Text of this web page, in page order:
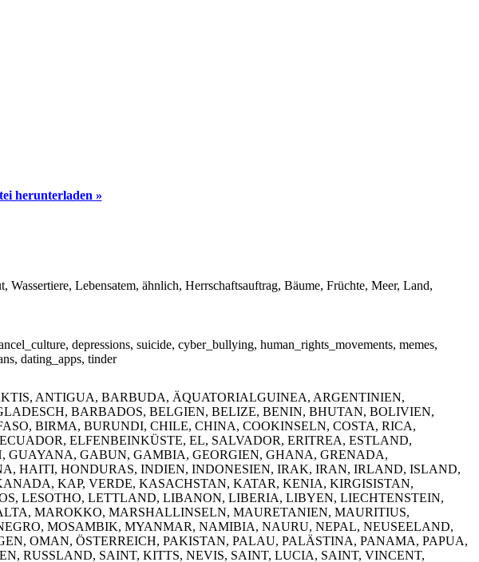
herunterladen »
Lebensatem, ähnlich, Herrschaftsauftrag, Bäume, Früchte, Meer, Land,
depressions, suicide, cyber_bullying, human_rights_movements, memes,
dating_apps, tinder
ANTIGUA, BARBUDA, ÄQUATORIALGUINEA, ARGENTINIEN,
BARBADOS, BELGIEN, BELIZE, BENIN, BHUTAN, BOLIVIEN,
BIRMA, BURUNDI, CHILE, CHINA, COOKINSELN, COSTA, RICA,
ELFENBEINKÜSTE, EL, SALVADOR, ERITREA, ESTLAND,
GABUN, GAMBIA, GEORGIEN, GHANA, GRENADA,
HAITI, HONDURAS, INDIEN, INDONESIEN, IRAK, IRAN, IRLAND, ISLAND,
KAP, VERDE, KASACHSTAN, KATAR, KENIA, KIRGISISTAN,
LESOTHO, LETTLAND, LIBANON, LIBERIA, LIBYEN, LIECHTENSTEIN,
MAROKKO, MARSHALLINSELN, MAURETANIEN, MAURITIUS,
MOSAMBIK, MYANMAR, NAMIBIA, NAURU, NEPAL, NEUSEELAND,
OMAN, ÖSTERREICH, PAKISTAN, PALAU, PALÄSTINA, PANAMA, PAPUA,
RUSSLAND, SAINT, KITTS, NEVIS, SAINT, LUCIA, SAINT, VINCENT,